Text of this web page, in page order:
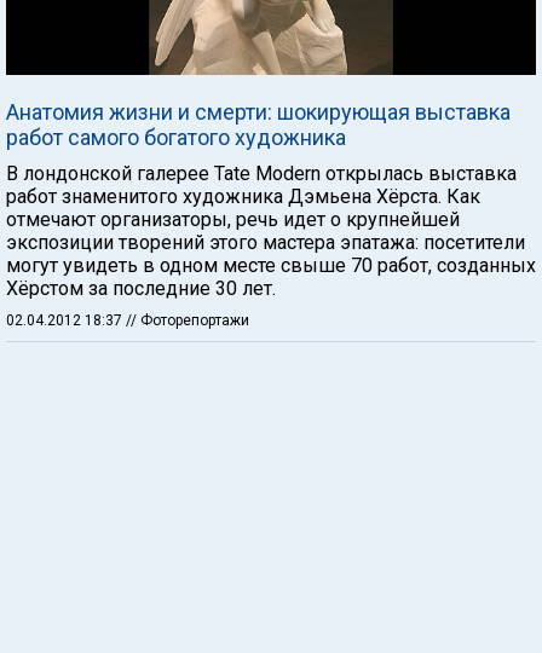
Анатомия жизни и смерти: шокирующая выставка
работ самого богатого художника
В лондонской галерее Tate Modern открылась выставка
работ знаменитого художника Дэмьена Хёрста. Как
отмечают организаторы, речь идет о крупнейшей
экспозиции творений этого мастера эпатажа: посетители
могут увидеть в одном месте свыше 70 работ, созданных
Хёрстом за последние 30 лет.
02.04.2012 18:37 // Фоторепортажи